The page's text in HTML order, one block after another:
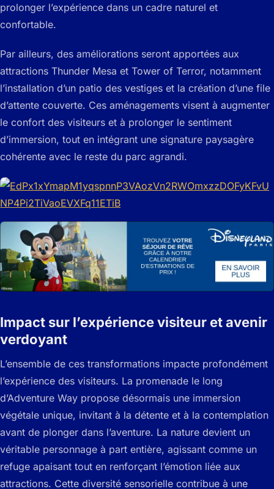
prolonger l’expérience dans un cadre naturel et
confortable.
Par ailleurs, des améliorations seront apportées aux
attractions Thunder Mesa et Tower of Terror, notamment
l’installation d’un patio des vestiges et la création d’une file
d’attente couverte. Ces aménagements visent à augmenter
le confort des visiteurs et à prolonger le sentiment
d’immersion, tout en intégrant une signature paysagère
cohérente avec le reste du parc agrandi.
Impact sur l’expérience visiteur et avenir
verdoyant
L’ensemble de ces transformations impacte profondément
l’expérience des visiteurs. La promenade le long
d’Adventure Way propose désormais une immersion
végétale unique, invitant à la détente et à la contemplation
avant de plonger dans l’aventure. La nature devient un
véritable personnage à part entière, agissant comme un
refuge apaisant tout en renforçant l’émotion liée aux
attractions. Cette diversité sensorielle contribue à une